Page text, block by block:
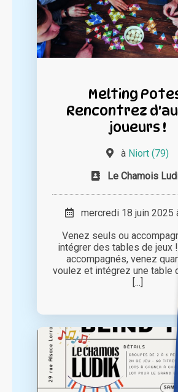
Melting
Rencontrez
joueurs !
à Niort (79)
Le Chamois
mercredi 18 juin 2025 à
Venez seuls ou
intégrer des tables de jeux !
accompagnés, venez
voulez et intégrez une table
[...]